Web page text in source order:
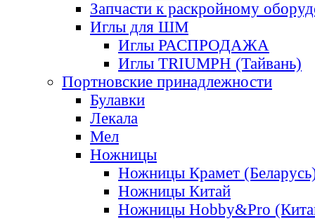
Запчасти к раскройному
Иглы для ШМ
Иглы РАСПРОДАЖА
Иглы TRIUMPH (Тайвань)
Портновские принадлежности
Булавки
Лекала
Мел
Ножницы
Ножницы Крамет
Ножницы Китай
Ножницы Hobby&Pro